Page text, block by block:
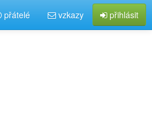
přátelé vzkazy přihlásit